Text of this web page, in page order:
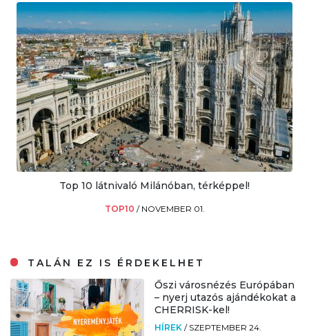
Top 10 látnivaló Milánóban, térképpel!
TOP10 / NOVEMBER 01.
TALÁN EZ IS ÉRDEKELHET
Őszi városnézés Európában
– nyerj utazós ajándékokat a
CHERRISK-kel!
HÍREK / SZEPTEMBER 24.